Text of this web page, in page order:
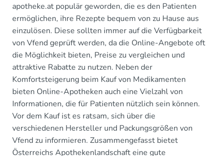
apotheke.at populär geworden, die es den Patienten
ermöglichen, ihre Rezepte bequem von zu Hause aus
einzulösen. Diese sollten immer auf die Verfügbarkeit
von Vfend geprüft werden, da die Online-Angebote oft
die Möglichkeit bieten, Preise zu vergleichen und
attraktive Rabatte zu nutzen. Neben der
Komfortsteigerung beim Kauf von Medikamenten
bieten Online-Apotheken auch eine Vielzahl von
Informationen, die für Patienten nützlich sein können.
Vor dem Kauf ist es ratsam, sich über die
verschiedenen Hersteller und Packungsgrößen von
Vfend zu informieren. Zusammengefasst bietet
Österreichs Apothekenlandschaft eine gute